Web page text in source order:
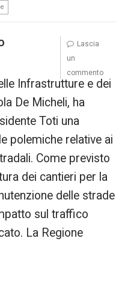
Infrastrutture e dei
De Micheli, ha
Toti una
polemiche relative ai
Come previsto
dei cantieri per la
delle strade
sul traffico
La Regione
Lascia
un
commento